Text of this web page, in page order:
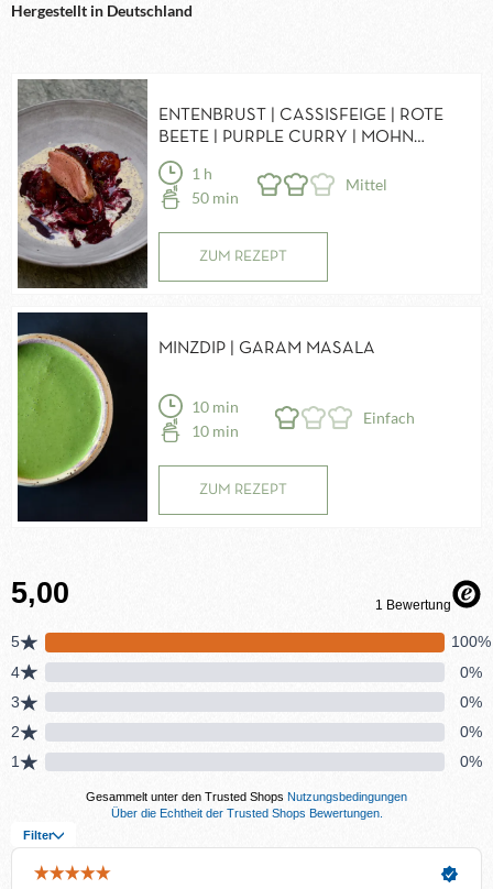
Hergestellt in Deutschland
ENTENBRUST | CASSISFEIGE | ROTE
BEETE | PURPLE CURRY | MOHN
LORBEERSOSSE
1 h
50 min
Mittel
ZUM REZEPT
MINZDIP | GARAM MASALA
10 min
10 min
Einfach
ZUM REZEPT